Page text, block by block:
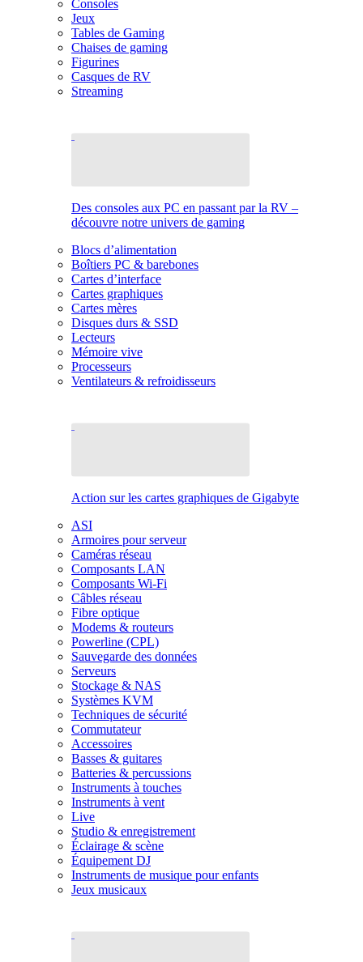
Consoles
Jeux
Tables de Gaming
Chaises de gaming
Figurines
Casques de RV
Streaming
Des consoles aux PC en passant par la RV –
découvre notre univers de gaming
Blocs d’alimentation
Boîtiers PC & barebones
Cartes d’interface
Cartes graphiques
Cartes mères
Disques durs & SSD
Lecteurs
Mémoire vive
Processeurs
Ventilateurs & refroidisseurs
Action sur les cartes graphiques de Gigabyte
ASI
Armoires pour serveur
Caméras réseau
Composants LAN
Composants Wi-Fi
Câbles réseau
Fibre optique
Modems & routeurs
Powerline (CPL)
Sauvegarde des données
Serveurs
Stockage & NAS
Systèmes KVM
Techniques de sécurité
Commutateur
Accessoires
Basses & guitares
Batteries & percussions
Instruments à touches
Instruments à vent
Live
Studio & enregistrement
Éclairage & scène
Équipement DJ
Instruments de musique pour enfants
Jeux musicaux